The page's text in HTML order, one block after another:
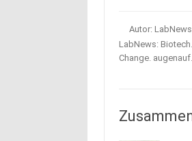
Autor:
LabNews:
Change.